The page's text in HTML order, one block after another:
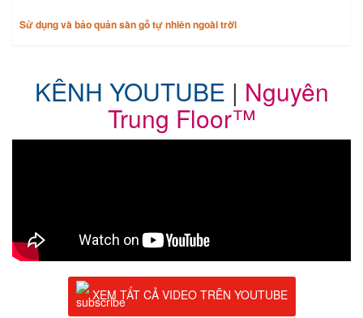
Sử dụng và bảo quản sàn gỗ tự nhiên ngoài trời
KÊNH YOUTUBE | Nguyên
Trung Floor™
XEM TẤT CẢ VIDEO TRÊN YOUTUBE